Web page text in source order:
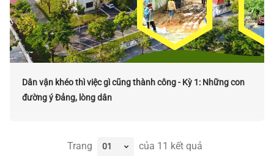
Dân vận khéo thì việc gì cũng thành công - Kỳ 1: Những con
đường ý Đảng, lòng dân
Trang của 11 kết quả